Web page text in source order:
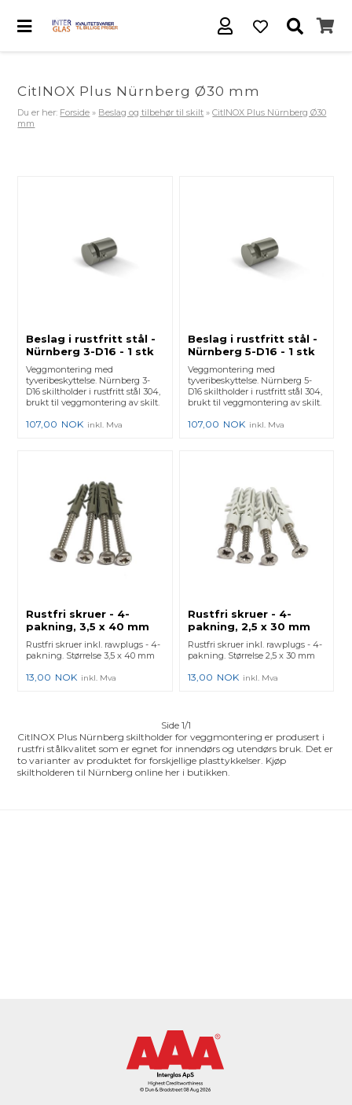
CitINOX Plus Nürnberg Ø30 mm
Du er her: Forside » Beslag og tilbehør til skilt »CitINOX Plus Nürnberg Ø30
mm
Beslag i rustfritt stål -
Nürnberg 3-D16 - 1 stk
Veggmontering med
tyveribeskyttelse. Nürnberg 3-
D16 skiltholder i rustfritt stål 304,
brukt til veggmontering av skilt.
107,00 NOK inkl. Mva
Beslag i rustfritt stål -
Nürnberg 5-D16 - 1 stk
Veggmontering med
tyveribeskyttelse. Nürnberg 5-
D16 skiltholder i rustfritt stål 304,
brukt til veggmontering av skilt.
107,00 NOK inkl. Mva
Rustfri skruer - 4-
pakning, 3,5 x 40 mm
Rustfri skruer inkl. rawplugs - 4-
pakning. Størrelse 3,5 x 40 mm
13,00 NOK inkl. Mva
Rustfri skruer - 4-
pakning, 2,5 x 30 mm
Rustfri skruer inkl. rawplugs - 4-
pakning. Størrelse 2,5 x 30 mm
13,00 NOK inkl. Mva
Side 1/1
CitINOX Plus Nürnberg skiltholder for veggmontering er produsert i
rustfri stålkvalitet som er egnet for innendørs og utendørs bruk. Det er
to varianter av produktet for forskjellige plasttykkelser. Kjøp
skiltholderen til Nürnberg online her i butikken.